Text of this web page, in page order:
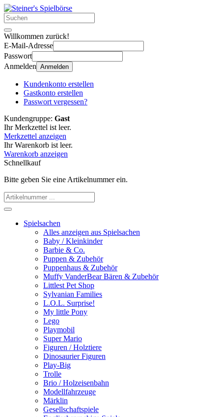
Willkommen zurück!
E-Mail-Adresse
Passwort
Anmelden Anmelden
Kundenkonto erstellen
Gastkonto erstellen
Passwort vergessen?
Kundengruppe: Gast
Ihr Merkzettel ist leer.
Merkzettel anzeigen
Ihr Warenkorb ist leer.
Warenkorb anzeigen
Schnellkauf
Bitte geben Sie eine Artikelnummer ein.
Spielsachen
Alles anzeigen aus Spielsachen
Baby / Kleinkinder
Barbie & Co.
Puppen & Zubehör
Puppenhaus & Zubehör
Muffy VanderBear Bären & Zubehör
Littlest Pet Shop
Sylvanian Families
L.O.L. Surprise!
My little Pony
Lego
Playmobil
Super Mario
Figuren / Holztiere
Dinosaurier Figuren
Play-Big
Trolle
Brio / Holzeisenbahn
Modellfahrzeuge
Märklin
Gesellschaftspiele